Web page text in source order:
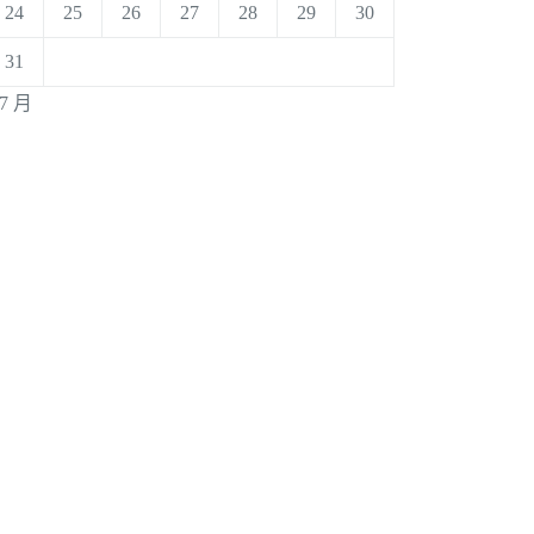
24 25 26 27 28 29 30
31
月